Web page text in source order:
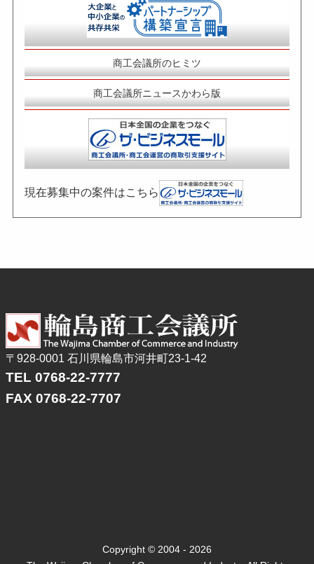
商工会議所のヒミツ
商工会議所ニュースかわら版
現在募集中の案件はこちら
〒928-0001 石川県輪島市河井町23-1-42
TEL 0768-22-7777
FAX 0768-22-7707
Copyright © 2004 - 2026